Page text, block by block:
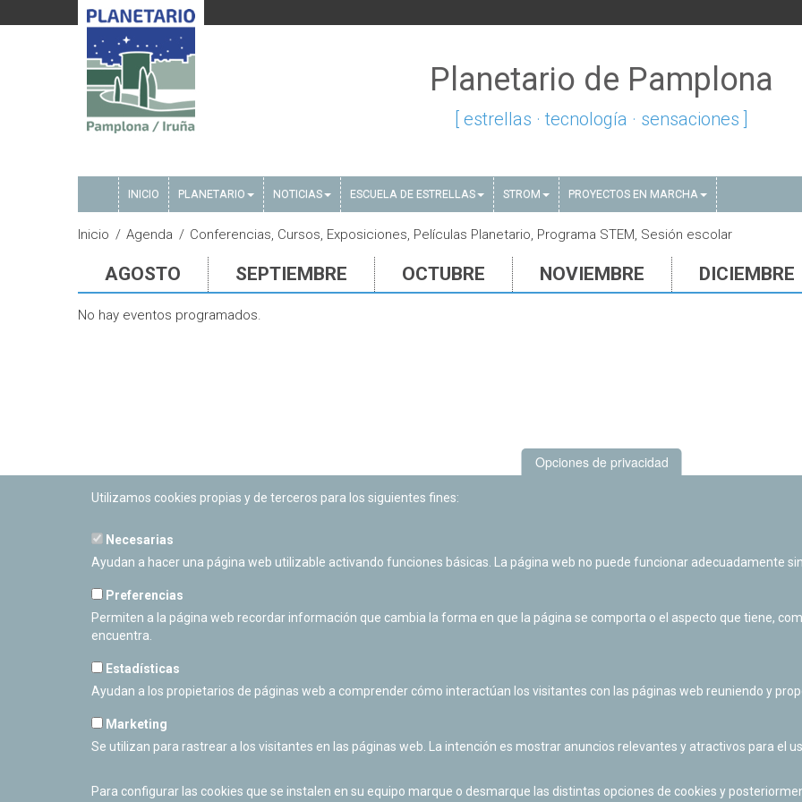
Planetario de Pamplona
[ estrellas · tecnología · sensaciones ]
INICIO PLANETARIO NOTICIAS ESCUELA DE ESTRELLAS STROM PROYECTOS EN MARCHA
Inicio Agenda Conferencias, Cursos, Exposiciones, Películas Planetario, Programa STEM, Sesión escolar
AGOSTO SEPTIEMBRE OCTUBRE NOVIEMBRE DICIEMBRE
No hay eventos programados.
PLANETARIO DE PAMPLONA
Calle Sancho RamÃ­rez, s/n
Cerrado Temporalmente
Opciones de privacidad
Utilizamos cookies propias y de terceros para los siguientes fines:
Necesarias
Ayudan a hacer una página web utilizable activando funciones básicas. La página web no puede funcionar adecuadamente
Preferencias
Permiten a la página web recordar información que cambia la forma en que la página se comporta o el aspecto que tiene,
encuentra.
Estadísticas
Ayudan a los propietarios de páginas web a comprender cómo interactúan los visitantes con las páginas web reuniendo y
Marketing
Se utilizan para rastrear a los visitantes en las páginas web. La intención es mostrar anuncios relevantes y atractivos para el
Para configurar las cookies que se instalen en su equipo marque o desmarque las distintas opciones de cookies y